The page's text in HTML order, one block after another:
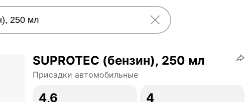
SUPROTEC (бензин), 250 мл
Присадки автомобильные
4,6 4